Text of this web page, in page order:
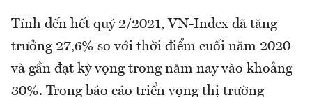
Tính đến hết quý 2/2021, VN-Index đã tăng
trưởng 27,6% so với thời điểm cuối năm 2020
và gần đạt kỳ vọng trong năm nay vào khoảng
30%. Trong báo cáo triển vọng thị trường